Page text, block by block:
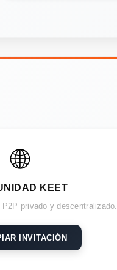
🌐
KEET
privado y descentralizado.
INVITACIÓN